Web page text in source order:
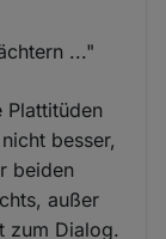
..."
Plattitüden
besser,
beiden
außer
zum Dialog.